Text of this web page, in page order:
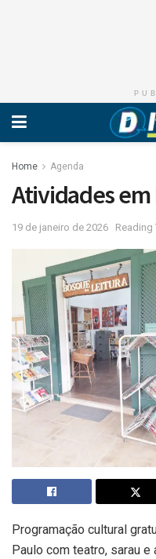
Home Agenda
Atividades
19 de janeiro de 2026 Reading
Programação cultural
Paulo com teatro, sarau